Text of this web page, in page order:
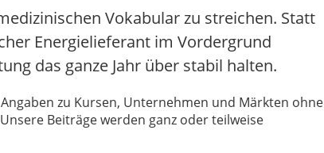
Vokabular zu streichen. Statt
Energielieferant im Vordergrund
das ganze Jahr über stabil halten.
zu Kursen, Unternehmen und Märkten ohne
Beiträge werden ganz oder teilweise